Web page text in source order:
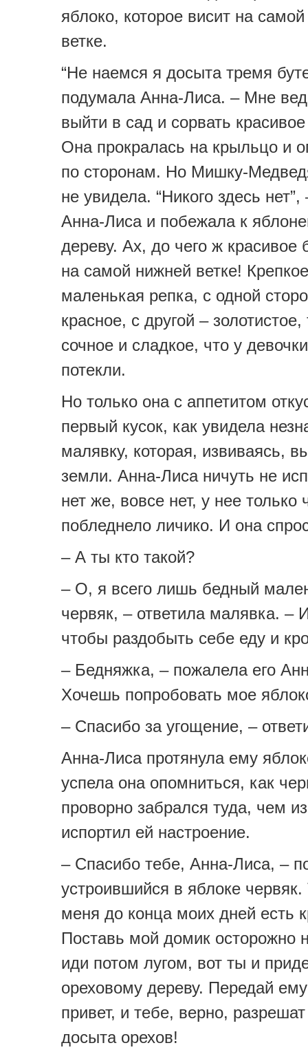
яблоко, которое висит на
ветке.
“Не наемся я досыта тремя
подумала Анна-Лиса. – Мне
выйти в сад и сорвать красивое
Она прокралась на крыльцо и
по сторонам. Но Мишку-
не увидела. “Никого здесь
Анна-Лиса и побежала к
дереву. Ах, до чего ж красивое
на самой нижней ветке!
маленькая репка, с одной
красное, с другой – золотистое,
сочное и сладкое, что у
потекли.
Но только она с аппетитом
первый кусок, как увидела
малявку, которая, извиваясь,
земли. Анна-Лиса ничуть не
нет же, вовсе нет, у нее только
побледнело личико. И она
– А ты кто такой?
– О, я всего лишь бедный
червяк, – ответила малявка. –
чтобы раздобыть себе еду и
– Бедняжка, – пожалела его
Хочешь попробовать мое
– Спасибо за угощение, –
Анна-Лиса протянула ему
успела она опомниться, как
проворно забрался туда, чем
испортил ей настроение.
– Спасибо тебе, Анна-Лиса, –
устроившийся в яблоке червяк.
меня до конца моих дней есть
Поставь мой домик осторожно
иди потом лугом, вот ты и
ореховому дереву. Передай
привет, и тебе, верно,
досыта орехов!